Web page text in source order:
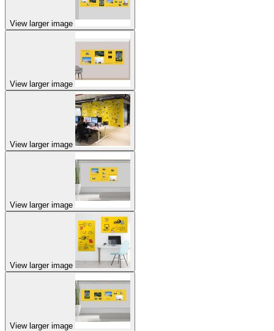
View larger image
View larger image
View larger image
View larger image
View larger image
View larger image